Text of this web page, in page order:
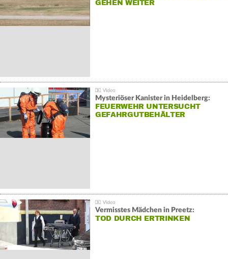
GEHEN WEITER
Mysteriöser Kanister in Heidelberg:
FEUERWEHR UNTERSUCHT
GEFAHRGUTBEHÄLTER
Vermisstes Mädchen in Preetz:
TOD DURCH ERTRINKEN